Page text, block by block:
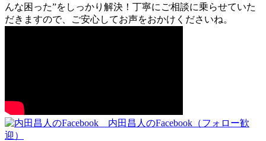
んな困った”をしっかり解決！丁寧にご相談に乗らせていた
だきますので、ご安心してお声をおかけくださいね。
内田昌人のFacebook（フォロー歓
迎）